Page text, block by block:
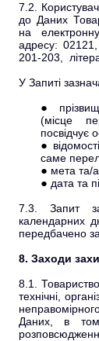
7.2.
до Даних
на
адресу:
201-203,
У Запиті
(місце
посвідчує
саме
мета та/
дата та
7.3. Запит
календарних
передбачено
8. Заходи
8.1.
технічні,
Даних, в